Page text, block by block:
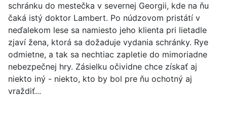
schránku do mestečka v severnej Georgii, kde na ňu
čaká istý doktor Lambert. Po núdzovom pristátí v
neďalekom lese sa namiesto jeho klienta pri lietadle
zjaví žena, ktorá sa dožaduje vydania schránky. Rye
odmietne, a tak sa nechtiac zapletie do mimoriadne
nebezpečnej hry. Zásielku očividne chce získať aj
niekto iný - niekto, kto by bol pre ňu ochotný aj
vraždiť...